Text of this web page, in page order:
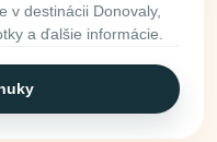
v destinácii Donovaly,
a ďalšie informácie.